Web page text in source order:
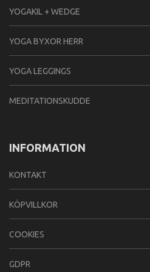
YOGAKIL + WEDGE
YOGA BYXOR HERR
YOGA LEGGINGS
MEDITATIONSKUDDE
INFORMATION
KONTAKT
KÖPVILLKOR
COOKIES
GDPR